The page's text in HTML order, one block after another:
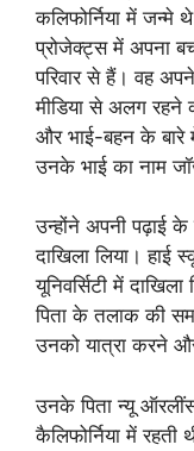
कलिफोर्निया में जन्मे
प्रोजेक्ट्स में अपना
परिवार से हैं। वह
मीडिया से अलग रहने
और भाई-बहन के बारे
उनके भाई का नाम
उन्होंने अपनी पढ़ाई
दाखिला लिया। हाई
यूनिवर्सिटी में
पिता के तलाक की
उनको यात्रा करने
उनके पिता न्यू
कैलिफोर्निया में रहती